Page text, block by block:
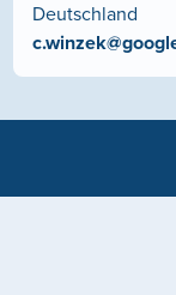
Deutschland